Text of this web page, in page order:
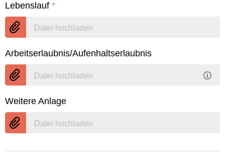
Lebenslauf *
Datei hochladen
Arbeitserlaubnis/Aufenhaltserlaubnis
Datei hochladen
Weitere Anlage
Datei hochladen